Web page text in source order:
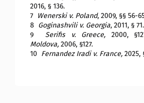
2016, § 136.
7 Wenerski v. Poland, 2009, §§ 56-
8 Goginashvili v. Georgia, 2011, § 71.
9
Serifis v. Greece, 2000,
Moldova, 2006, §127.
10 Fernandez Iradi v. France, 2025,